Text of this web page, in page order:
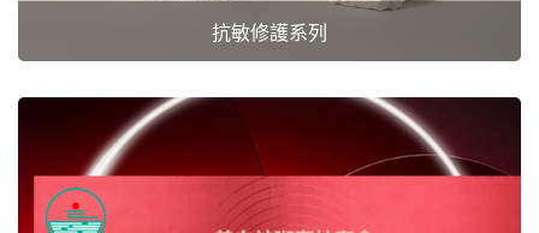
抗敏修護系列